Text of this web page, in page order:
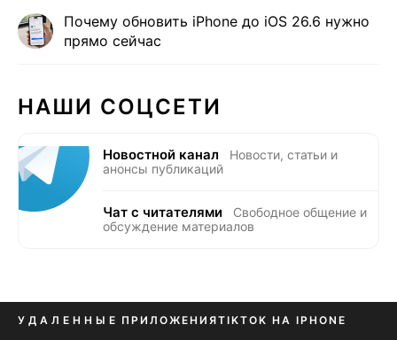
Почему обновить iPhone до iOS 26.6 нужно
прямо сейчас
НАШИ СОЦСЕТИ
Новостной канал
Новости, статьи и
анонсы публикаций
Чат с читателями
Свободное общение и
обсуждение материалов
УДАЛЕННЫЕ ПРИЛОЖЕНИЯTIKTOK НА IPHONE